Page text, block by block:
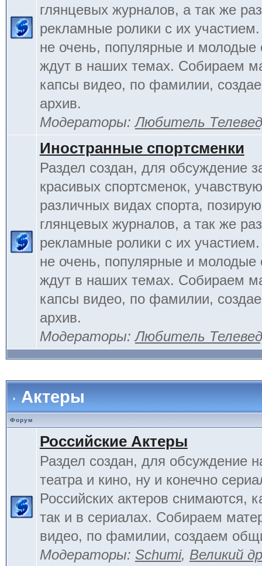
глянцевых журналов, а так же
рекламные ролики с их
не очень, популярные и молодые
ждут в наших темах. Собираем
капсы видео, по фамилии,
архив.
Модераторы:Любитель
Иностранные спортсменки
Раздел создан, для обсуждение
красивых спортсменок,
различных видах спорта,
глянцевых журналов, а так же
рекламные ролики с их
не очень, популярные и молодые
ждут в наших темах. Собираем
капсы видео, по фамилии,
архив.
Модераторы:Любитель
Актеры
Форум
Российские Актеры
Раздел создан, для обсуждение
театра и кино, ну и конечно
Российских актеров снимаются,
так и в сериалах. Собираем
видео, по фамилии, создаем
Модераторы: Schumi, Великий